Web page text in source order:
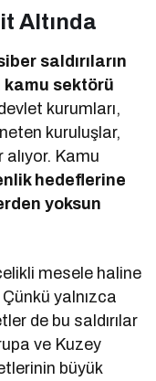
Altında
saldırıların
kamu sektörü
kurumları,
kuruluşlar,
alıyor. Kamu
hedeflerine
yoksun
mesele haline
yalnızca
de bu saldırılar
ve Kuzey
büyük